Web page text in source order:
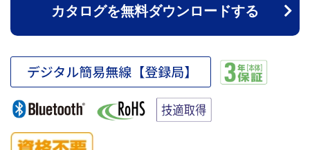
カタログを無料ダウンロードする